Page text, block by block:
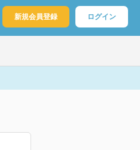
新規会員登録 ログイン